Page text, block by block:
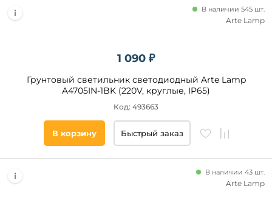
1 090 ₽
Грунтовый светильник светодиодный Arte Lamp
A4705IN-1BK (220V, круглые, IP65)
В наличии 545 шт.
Код: 493663
Arte Lamp
В корзину Быстрый заказ
В наличии 43 шт.
Arte Lamp